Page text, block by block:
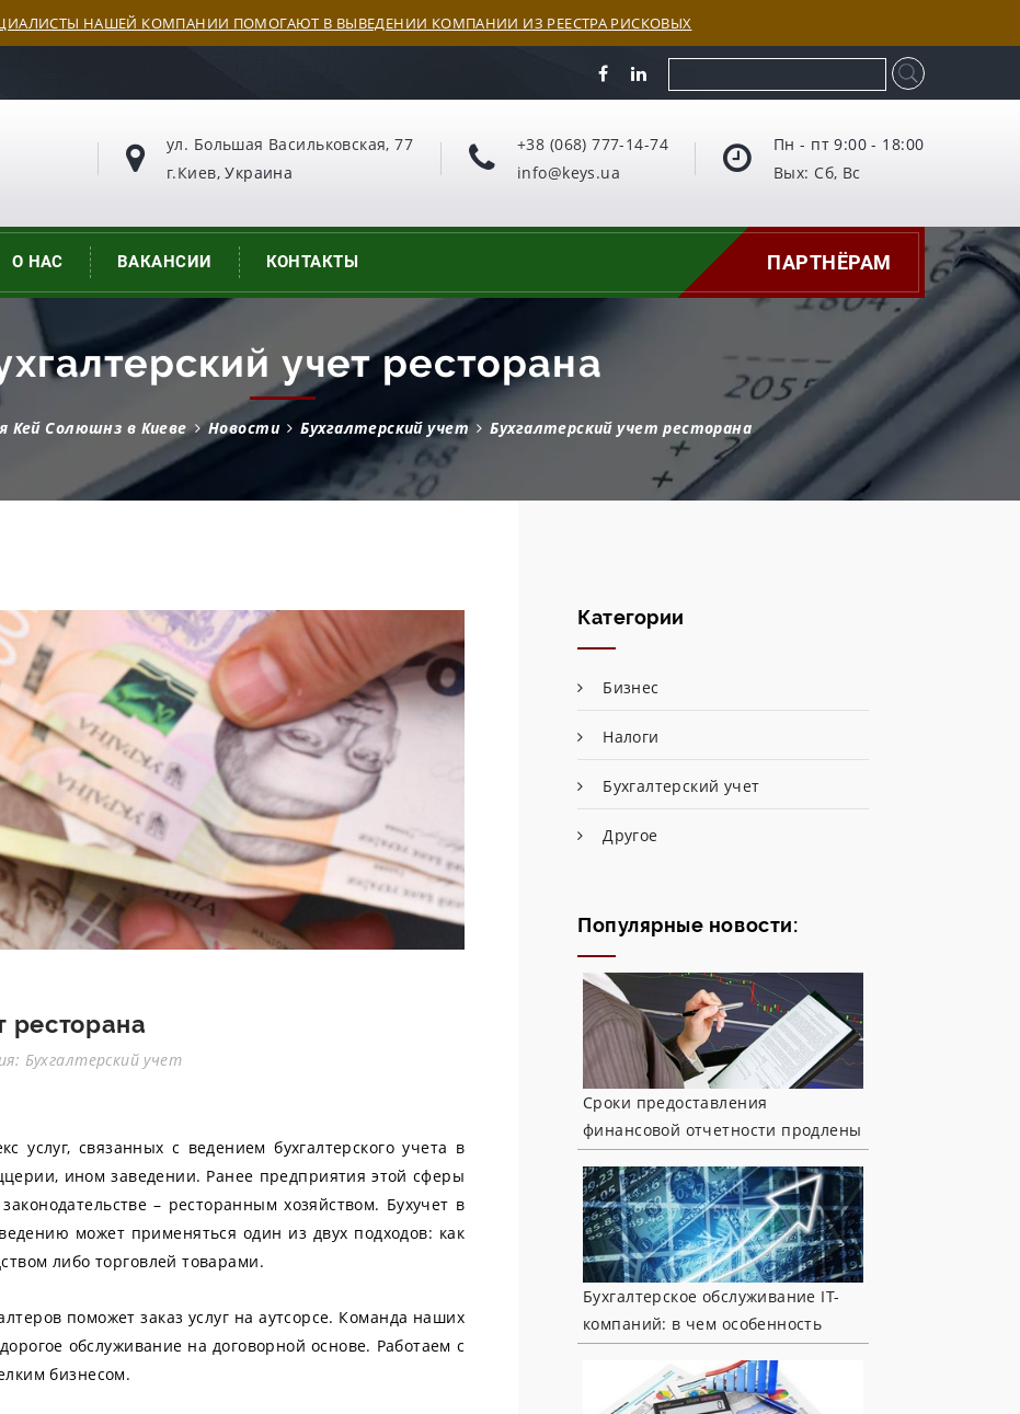
НАШЕЙ КОМПАНИИ ПОМОГАЮТ В ВЫВЕДЕНИИ КОМПАНИИ ИЗ РЕЕСТРА РИСКОВЫХ
ул. Большая Васильковская, 77
г.Киев, Украина
+38 (068) 777-14-74
info@keys.ua
Пн - пт 9:00 - 18:00
Вых: Сб, Вс
О НАС ВАКАНСИИ КОНТАКТЫ ПАРТНЁРАМ
учет ресторана
Кей Солюшнз в Киеве Новости Бухгалтерский учет Бухгалтерский учет ресторана
ресторана
Бухгалтерский учет
услуг, связанных с ведением бухгалтерского учета в
ином заведении. Ранее предприятия этой сферы
– ресторанным хозяйством. Бухучет в
может применяться один из двух подходов: как
либо торговлей товарами.
поможет заказ услуг на аутсорсе. Команда наших
обслуживание на договорной основе. Работаем с
бизнесом.
Категории
Бизнес
Налоги
Бухгалтерский учет
Другое
Популярные новости:
Сроки предоставления
финансовой отчетности продлены
Бухгалтерское обслуживание IT-
компаний: в чем особенность